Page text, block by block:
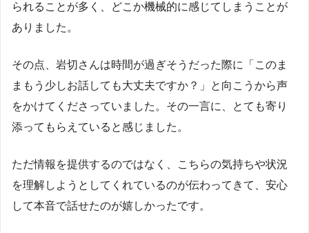
られることが多く、どこか機械的に感じてしまうことが
ありました。
その点、岩切さんは時間が過ぎそうだった際に「このま
まもう少しお話しても大丈夫ですか？」と向こうから声
をかけてくださっていました。その一言に、とても寄り
添ってもらえていると感じました。
ただ情報を提供するのではなく、こちらの気持ちや状況
を理解しようとしてくれているのが伝わってきて、安心
して本音で話せたのが嬉しかったです。